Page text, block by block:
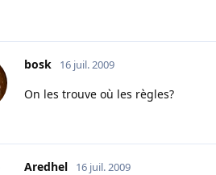
bosk 16 juil. 2009
On les trouve où les règles?
Aredhel 16 juil. 2009